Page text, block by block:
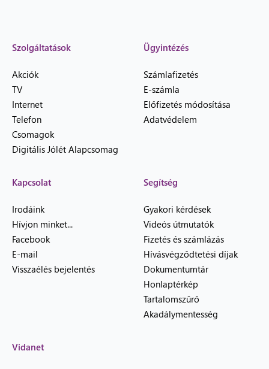
Szolgáltatások
Akciók
TV
Internet
Telefon
Csomagok
Digitális Jólét Alapcsomag
Ügyintézés
Számlafizetés
E-számla
Előfizetés módosítása
Adatvédelem
Kapcsolat
Irodáink
Hívjon minket...
Facebook
E-mail
Visszaélés bejelentés
Segítség
Gyakori kérdések
Videós útmutatók
Fizetés és számlázás
Hívásvégződtetési díjak
Dokumentumtár
Honlaptérkép
Tartalomszűrő
Akadálymentesség
Vidanet